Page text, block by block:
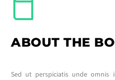
ABOUT THE
Sed ut perspiciatis unde